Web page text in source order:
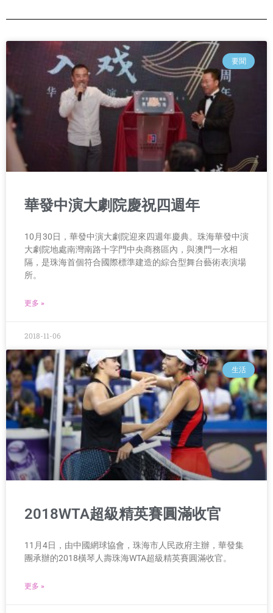
要聞
華發中演大劇院慶祝四週年
10月30日，華發中演大劇院迎來四週年慶典。珠海華發中演
大劇院地處南灣南路十字門中央商務區內，與澳門一水相
隔，是珠海首個符合國際標準建造的綜合型舞台藝術表演場
所。
更多 »
2018-11-06
生活
2018WTA超級精英賽圓滿收官
11月4日，由中國網球協會，珠海市人民政府主辦，華發集
團承辦的2018橫琴人壽珠海WTA超級精英賽圓滿收官。
更多 »